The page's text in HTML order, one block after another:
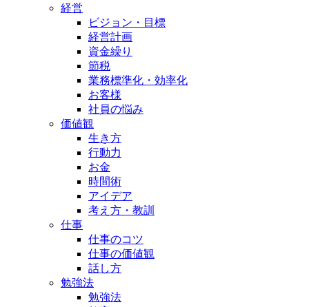
経営
ビジョン・目標
経営計画
資金繰り
節税
業務標準化・効率化
お客様
社員の悩み
価値観
生き方
行動力
お金
時間術
アイデア
考え方・教訓
仕事
仕事のコツ
仕事の価値観
話し方
勉強法
勉強法